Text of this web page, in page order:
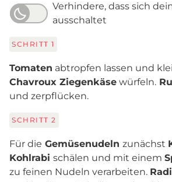
Verhindere, dass sich
ausschaltet
SCHRITT 1
Tomaten abtropfen lassen und
Chavroux Ziegenkäse würfeln.
und zerpflücken.
SCHRITT 2
Für die Gemüsenudeln zunächst
Kohlrabi schälen und mit einem
zu feinen Nudeln verarbeiten.